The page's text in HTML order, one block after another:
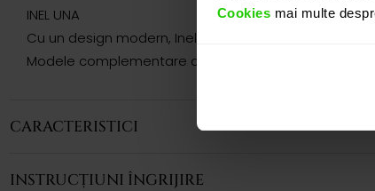
Cookies mai multe
INEL UNA
Cu un design modern, Inelul CASIANI UNA prezinta un
Modele complementare acestui produs puteti
CARACTERISTICI
INSTRUCȚIUNI ÎNGRIJIRE